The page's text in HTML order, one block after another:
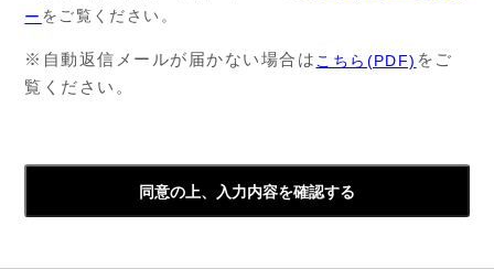
ー をご覧ください。
※自動返信メールが届かない場合は こちら(PDF) をご
覧ください。